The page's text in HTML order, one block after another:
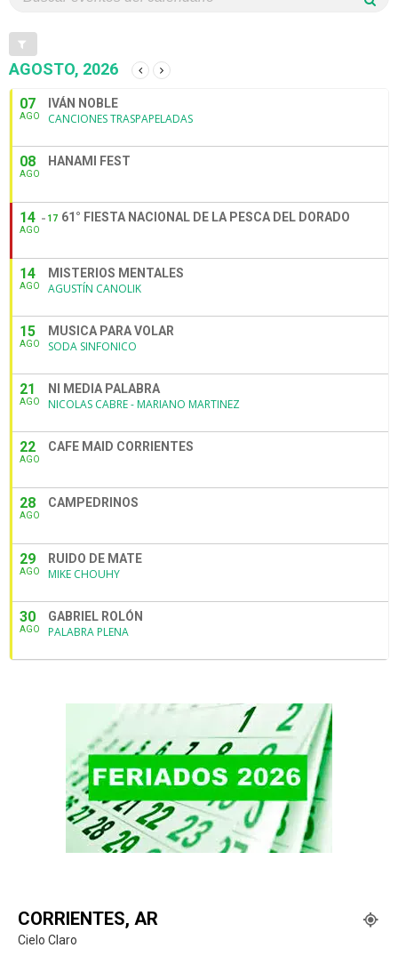
AGOSTO, 2026
07
AGO
IVÁN NOBLE
CANCIONES TRASPAPELADAS
08
AGO
HANAMI FEST
14
AGO
17 61° FIESTA NACIONAL DE LA PESCA DEL DORADO
14
AGO
MISTERIOS MENTALES
AGUSTÍN CANOLIK
15
AGO
MUSICA PARA VOLAR
SODA SINFONICO
21
AGO
NI MEDIA PALABRA
NICOLAS CABRE - MARIANO MARTINEZ
22
AGO
CAFE MAID CORRIENTES
28
AGO
CAMPEDRINOS
29
AGO
RUIDO DE MATE
MIKE CHOUHY
30
AGO
GABRIEL ROLÓN
PALABRA PLENA
CORRIENTES, AR
Cielo Claro